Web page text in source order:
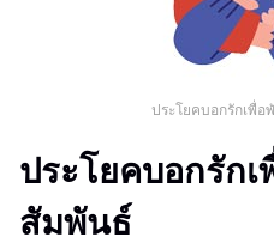
ประโยคบอกรักเพื่
ประโยคบอกรัก
สัมพันธ์